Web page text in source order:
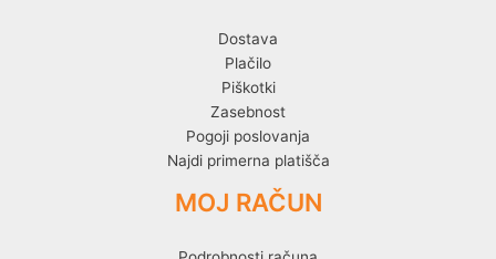
Dostava
Plačilo
Piškotki
Zasebnost
Pogoji poslovanja
Najdi primerna platišča
MOJ RAČUN